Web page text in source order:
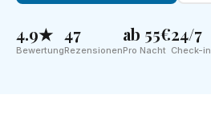
4.9★
Bewertung
47
Rezensionen
ab 55€
Pro Nacht
24/7
Check-in